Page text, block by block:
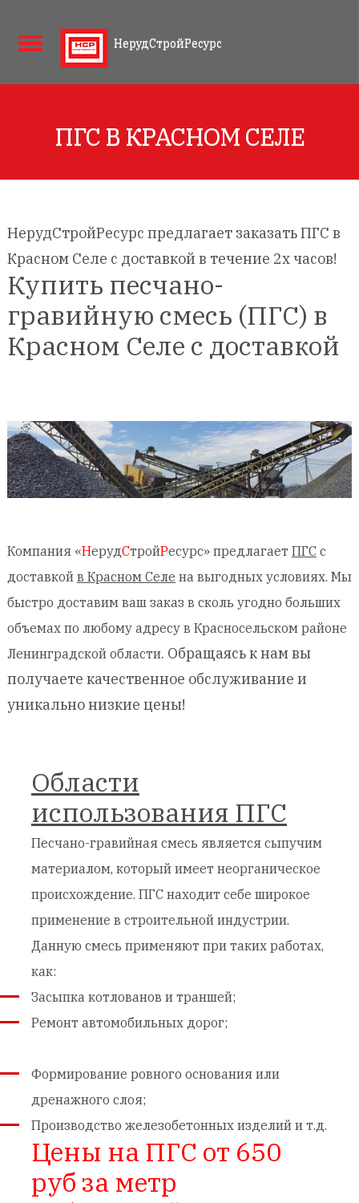
НерудСтройРесурс
ПГС В КРАСНОМ СЕЛЕ
НерудСтройРесурс предлагает заказать ПГС в
Красном Селе с доставкой в течение 2х часов!
Купить песчано-
гравийную смесь (ПГС) в
Красном Селе с доставкой
Компания «НерудСтройРесурс» предлагает ПГСс
доставкой в Красном Селе на выгодных условиях. Мы
быстро доставим ваш заказ в сколь угодно больших
объемах по любому адресу в Красносельском районе
Ленинградской области. Обращаясь к нам вы
получаете качественное обслуживание и
уникально низкие цены!
Области
использования ПГС
Песчано-гравийная смесь является сыпучим
материалом, который имеет неорганическое
происхождение. ПГС находит себе широкое
применение в строительной индустрии.
Данную смесь применяют при таких работах,
как:
Засыпка котлованов и траншей;
Ремонт автомобильных дорог;
Формирование ровного основания или
дренажного слоя;
Производство железобетонных изделий и т.д.
Цены на ПГС от 650
руб за метр